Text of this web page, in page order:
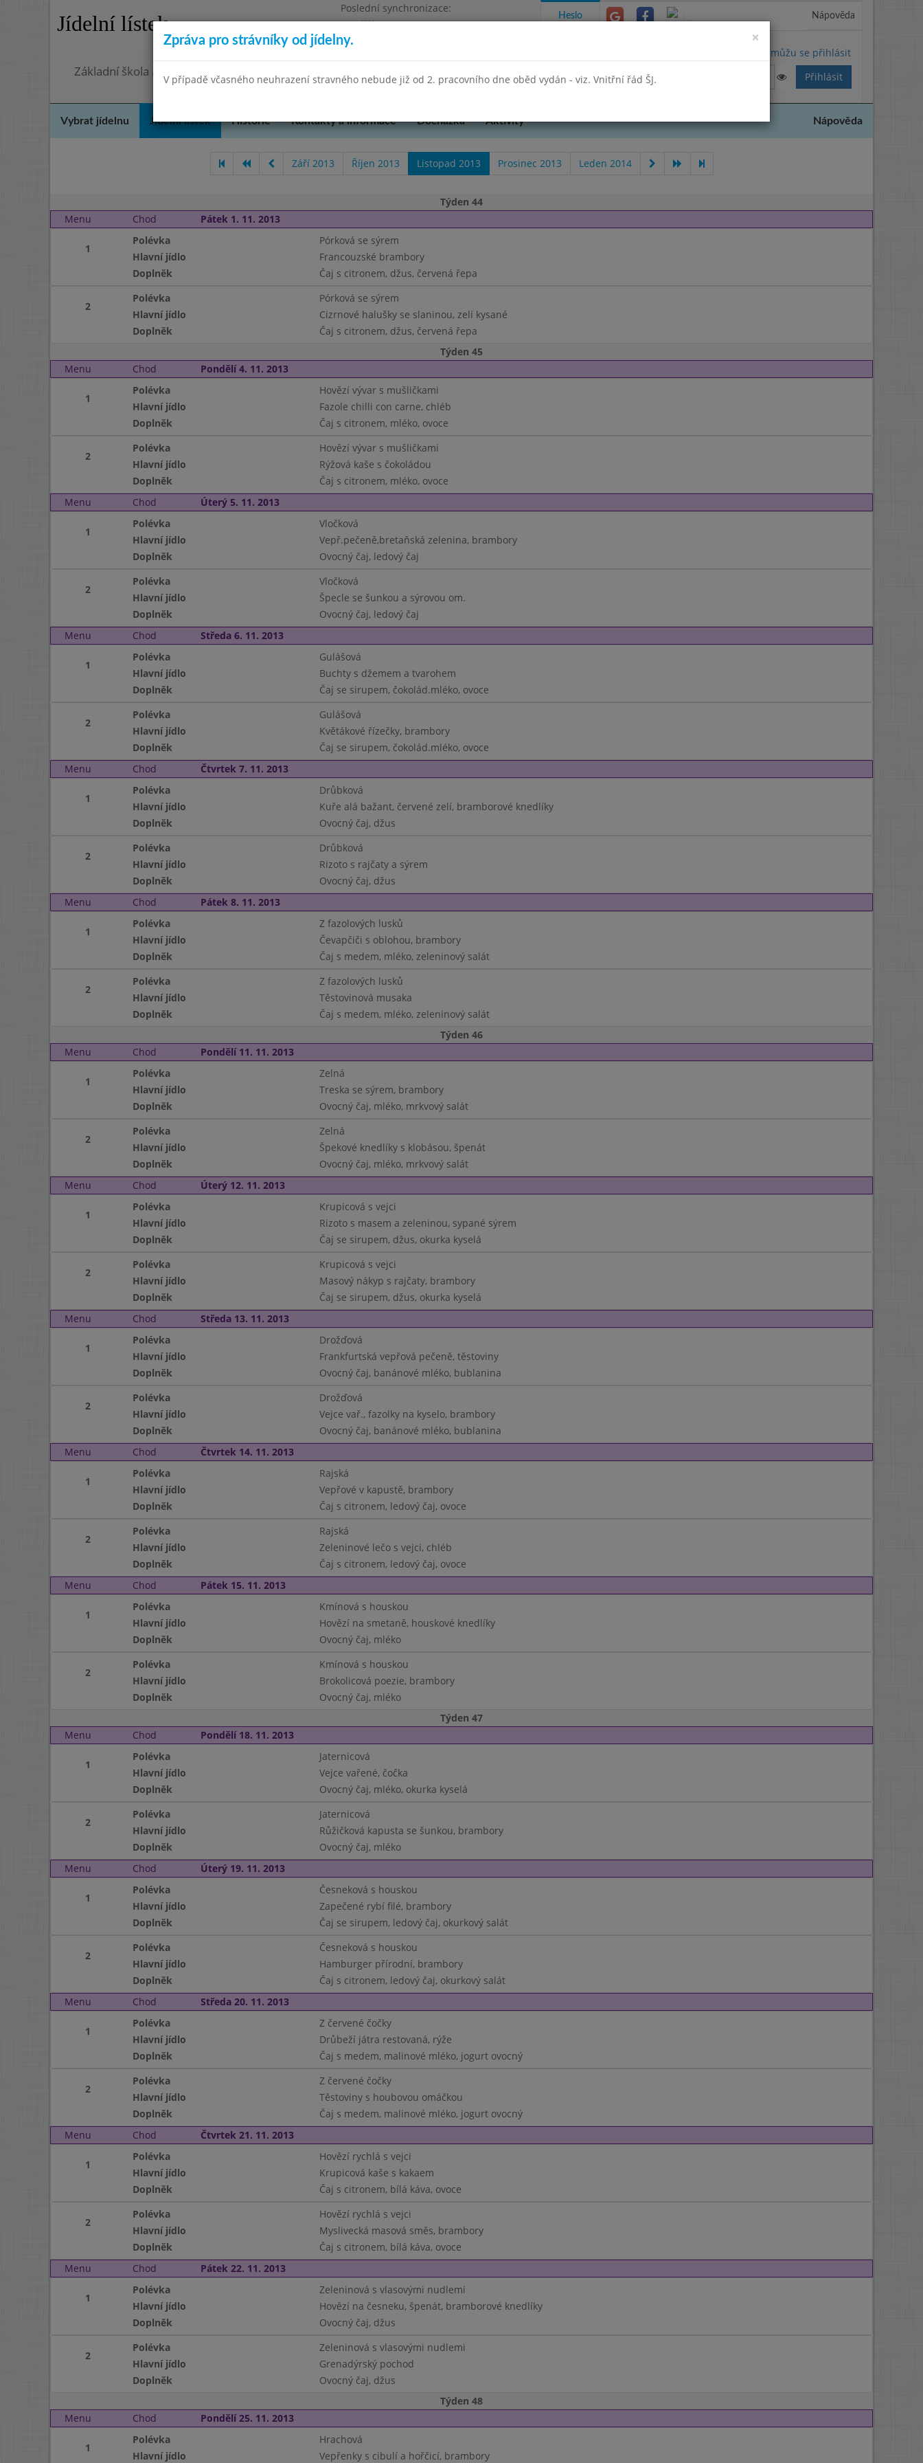
Jídelní lístek
Poslední synchronizace:
Pondělí 27.7.2026 13:26
Omezení objednávek
Základní škola a Mateřská škola, Praha 4, Ohradní 49
Heslo Nápověda
Nemůžu se přihlásit
Vybrat jídelnu Jídelní lístek Historie Kontakty a informace Docházka Aktivity Nápověda
Září 2013 Říjen 2013 Listopad 2013 Prosinec 2013 Leden 2014
Týden 44
Menu
Chod Pátek 1. 11. 2013
1
Polévka
Pórková se sýrem
Hlavní jídlo
Francouzské brambory
Doplněk
Čaj s citronem, džus, červená řepa
2
Polévka
Pórková se sýrem
Hlavní jídlo
Cizrnové halušky se slaninou, zelí kysané
Doplněk
Čaj s citronem, džus, červená řepa
Týden 45
Menu
Chod Pondělí 4. 11. 2013
1
Polévka
Hovězí vývar s mušličkami
Hlavní jídlo
Fazole chilli con carne, chléb
Doplněk
Čaj s citronem, mléko, ovoce
2
Polévka
Hovězí vývar s mušličkami
Hlavní jídlo
Rýžová kaše s čokoládou
Doplněk
Čaj s citronem, mléko, ovoce
Menu
Chod Úterý 5. 11. 2013
1
Polévka
Vločková
Hlavní jídlo
Vepř.pečeně,bretaňská zelenina, brambory
Doplněk
Ovocný čaj, ledový čaj
2
Polévka
Vločková
Hlavní jídlo
Špecle se šunkou a sýrovou om.
Doplněk
Ovocný čaj, ledový čaj
Menu
Chod Středa 6. 11. 2013
1
Polévka
Gulášová
Hlavní jídlo
Buchty s džemem a tvarohem
Doplněk
Čaj se sirupem, čokolád.mléko, ovoce
2
Polévka
Gulášová
Hlavní jídlo
Květákové řízečky, brambory
Doplněk
Čaj se sirupem, čokolád.mléko, ovoce
Menu
Chod Čtvrtek 7. 11. 2013
1
Polévka
Drůbková
Hlavní jídlo
Kuře alá bažant, červené zelí, bramborové knedlíky
Doplněk
Ovocný čaj, džus
2
Polévka
Drůbková
Hlavní jídlo
Rizoto s rajčaty a sýrem
Doplněk
Ovocný čaj, džus
Menu
Chod Pátek 8. 11. 2013
1
Polévka
Z fazolových lusků
Hlavní jídlo
Čevapčiči s oblohou, brambory
Doplněk
Čaj s medem, mléko, zeleninový salát
2
Polévka
Z fazolových lusků
Hlavní jídlo
Těstovinová musaka
Doplněk
Čaj s medem, mléko, zeleninový salát
Týden 46
Menu
Chod Pondělí 11. 11. 2013
1
Polévka
Zelná
Hlavní jídlo
Treska se sýrem, brambory
Doplněk
Ovocný čaj, mléko, mrkvový salát
2
Polévka
Zelná
Hlavní jídlo
Špekové knedlíky s klobásou, špenát
Doplněk
Ovocný čaj, mléko, mrkvový salát
Menu
Chod Úterý 12. 11. 2013
1
Polévka
Krupicová s vejci
Hlavní jídlo
Rizoto s masem a zeleninou, sypané sýrem
Doplněk
Čaj se sirupem, džus, okurka kyselá
2
Polévka
Krupicová s vejci
Hlavní jídlo
Masový nákyp s rajčaty, brambory
Doplněk
Čaj se sirupem, džus, okurka kyselá
Menu
Chod Středa 13. 11. 2013
1
Polévka
Drožďová
Hlavní jídlo
Frankfurtská vepřová pečeně, těstoviny
Doplněk
Ovocný čaj, banánové mléko, bublanina
2
Polévka
Drožďová
Hlavní jídlo
Vejce vař., fazolky na kyselo, brambory
Doplněk
Ovocný čaj, banánové mléko, bublanina
Menu
Chod Čtvrtek 14. 11. 2013
1
Polévka
Rajská
Hlavní jídlo
Vepřové v kapustě, brambory
Doplněk
Čaj s citronem, ledový čaj, ovoce
2
Polévka
Rajská
Hlavní jídlo
Zeleninové lečo s vejci, chléb
Doplněk
Čaj s citronem, ledový čaj, ovoce
Menu
Chod Pátek 15. 11. 2013
1
Polévka
Kmínová s houskou
Hlavní jídlo
Hovězí na smetaně, houskové knedlíky
Doplněk
Ovocný čaj, mléko
2
Polévka
Kmínová s houskou
Hlavní jídlo
Brokolicová poezie, brambory
Doplněk
Ovocný čaj, mléko
Týden 47
Menu
Chod Pondělí 18. 11. 2013
1
Polévka
Jaternicová
Hlavní jídlo
Vejce vařené, čočka
Doplněk
Ovocný čaj, mléko, okurka kyselá
2
Polévka
Jaternicová
Hlavní jídlo
Růžičková kapusta se šunkou, brambory
Doplněk
Ovocný čaj, mléko
Menu
Chod Úterý 19. 11. 2013
1
Polévka
Česneková s houskou
Hlavní jídlo
Zapečené rybí filé, brambory
Doplněk
Čaj se sirupem, ledový čaj, okurkový salát
2
Polévka
Česneková s houskou
Hlavní jídlo
Hamburger přírodní, brambory
Doplněk
Čaj s citronem, ledový čaj, okurkový salát
Menu
Chod Středa 20. 11. 2013
1
Polévka
Z červené čočky
Hlavní jídlo
Drůbeží játra restovaná, rýže
Doplněk
Čaj s medem, malinové mléko, jogurt ovocný
2
Polévka
Z červené čočky
Hlavní jídlo
Těstoviny s houbovou omáčkou
Doplněk
Čaj s medem, malinové mléko, jogurt ovocný
Menu
Chod Čtvrtek 21. 11. 2013
1
Polévka
Hovězí rychlá s vejci
Hlavní jídlo
Krupicová kaše s kakaem
Doplněk
Čaj s citronem, bílá káva, ovoce
2
Polévka
Hovězí rychlá s vejci
Hlavní jídlo
Myslivecká masová směs, brambory
Doplněk
Čaj s citronem, bílá káva, ovoce
Menu
Chod Pátek 22. 11. 2013
1
Polévka
Zeleninová s vlasovými nudlemi
Hlavní jídlo
Hovězí na česneku, špenát, bramborové knedlíky
Doplněk
Ovocný čaj, džus
2
Polévka
Zeleninová s vlasovými nudlemi
Hlavní jídlo
Grenadýrský pochod
Doplněk
Ovocný čaj, džus
Týden 48
Menu
Chod Pondělí 25. 11. 2013
1
Polévka
Hrachová
Hlavní jídlo
Vepřenky s cibulí a hořčicí, brambory
×
Zpráva pro strávníky od jídelny.
V případě včasného neuhrazení stravného nebude již od 2. pracovního dne oběd vydán - viz. Vnitřní řád ŠJ.